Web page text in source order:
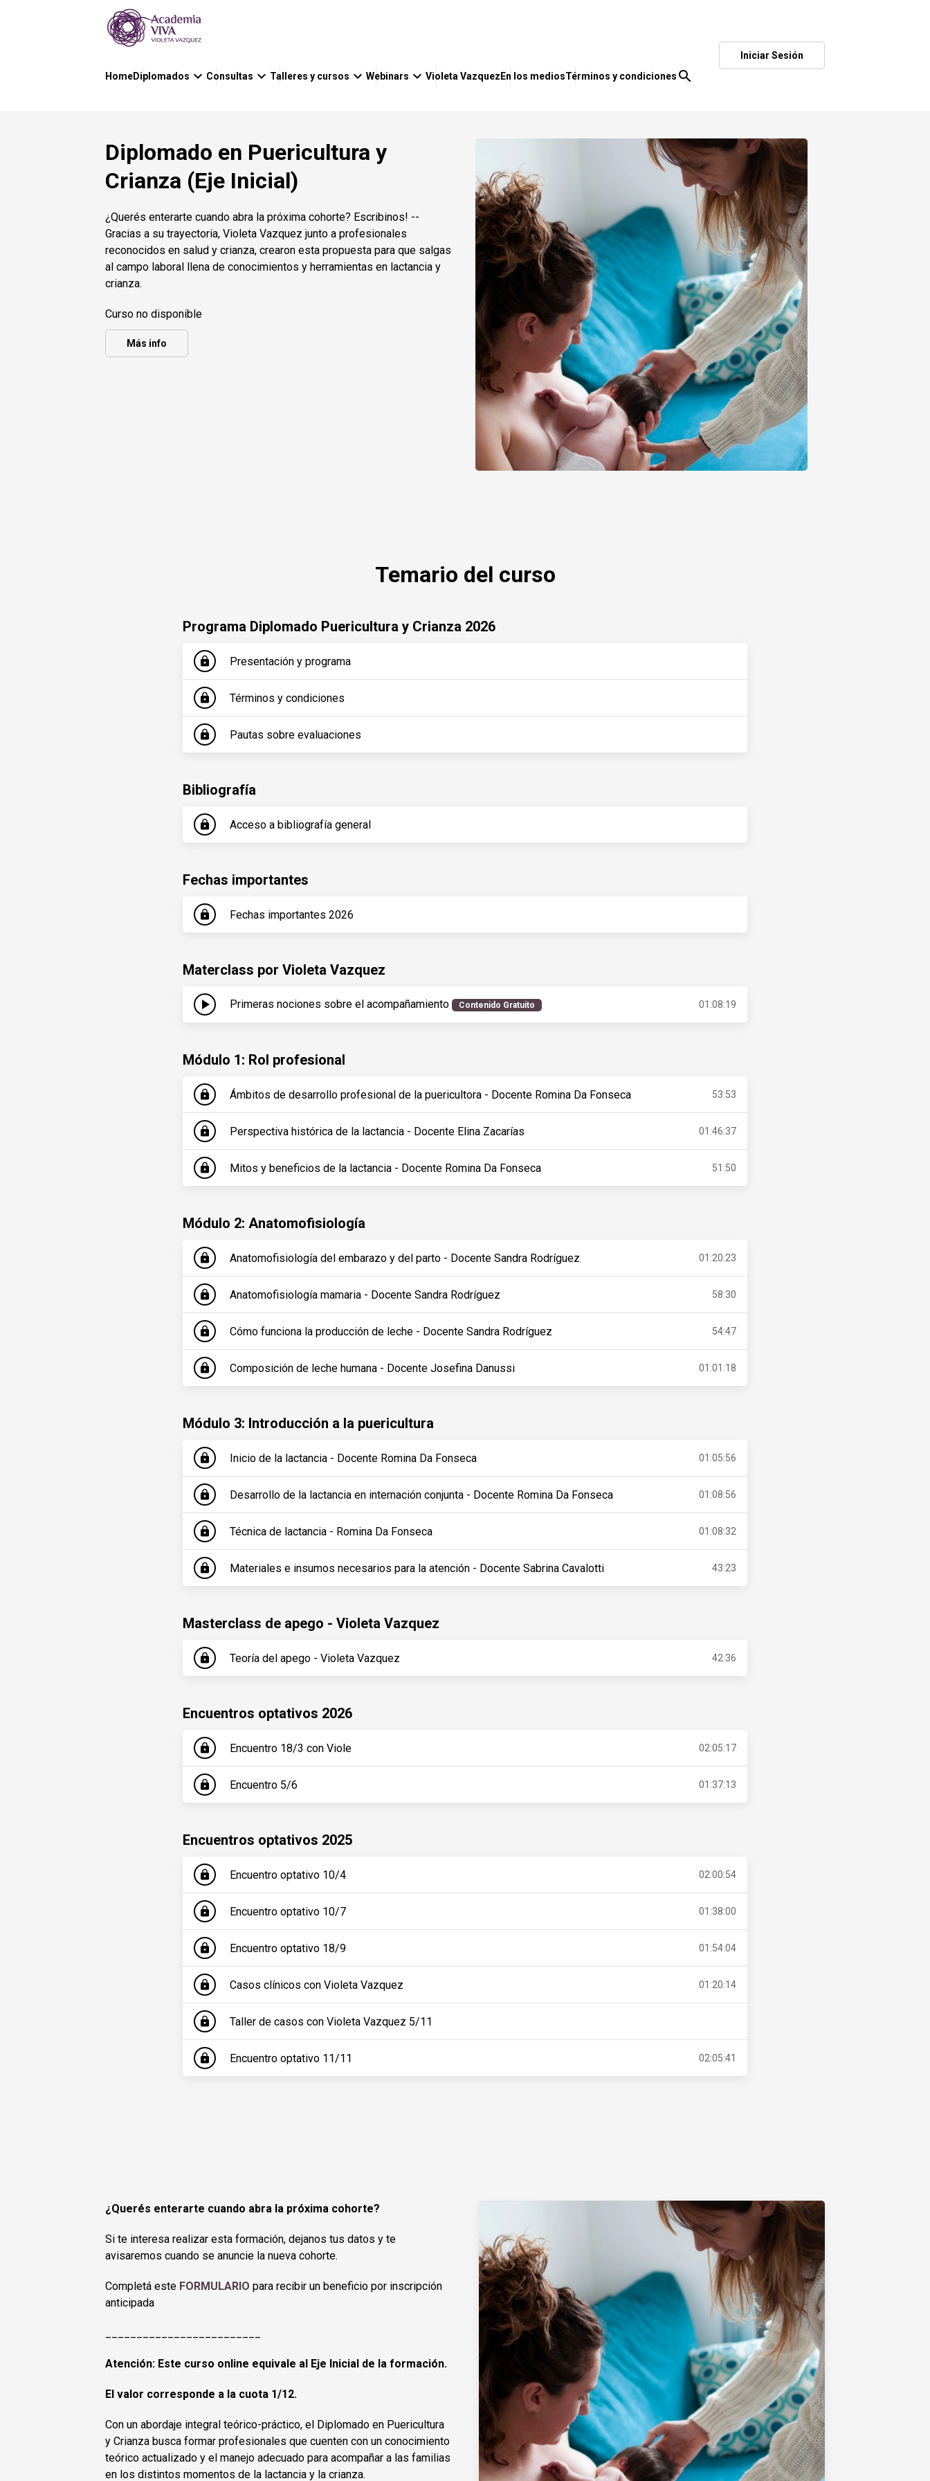
HomeDiplomados keyboard_arrow_down Consultas keyboard_arrow_down Talleres y cursos keyboard_arrow_downWebinars keyboard_arrow_downVioleta VazquezEn los mediosTérminos y condiciones search
Iniciar Sesión
Diplomado en Puericultura y
Crianza (Eje Inicial)
¿Querés enterarte cuando abra la próxima cohorte? Escribinos! --
Gracias a su trayectoria, Violeta Vazquez junto a profesionales
reconocidos en salud y crianza, crearon esta propuesta para que salgas
al campo laboral llena de conocimientos y herramientas en lactancia y
crianza.
Curso no disponible
Más info
Temario del curso
Programa Diplomado Puericultura y Crianza 2026
lock Presentación y programa
lock Términos y condiciones
lock Pautas sobre evaluaciones
Bibliografía
lock Acceso a bibliografía general
Fechas importantes
lock Fechas importantes 2026
Materclass por Violeta Vazquez
play_arrow Primeras nociones sobre el acompañamiento Contenido Gratuito 01:08:19
Módulo 1: Rol profesional
lock Ámbitos de desarrollo profesional de la puericultora - Docente Romina Da Fonseca 53:53
lock Perspectiva histórica de la lactancia - Docente Elina Zacarías 01:46:37
lock Mitos y beneficios de la lactancia - Docente Romina Da Fonseca 51:50
Módulo 2: Anatomofisiología
lock Anatomofisiología del embarazo y del parto - Docente Sandra Rodríguez 01:20:23
lock Anatomofisiología mamaria - Docente Sandra Rodríguez 58:30
lock Cómo funciona la producción de leche - Docente Sandra Rodríguez 54:47
lock Composición de leche humana - Docente Josefina Danussi 01:01:18
Módulo 3: Introducción a la puericultura
lock Inicio de la lactancia - Docente Romina Da Fonseca 01:05:56
lock Desarrollo de la lactancia en internación conjunta - Docente Romina Da Fonseca 01:08:56
lock Técnica de lactancia - Romina Da Fonseca 01:08:32
lock Materiales e insumos necesarios para la atención - Docente Sabrina Cavalotti 43:23
Masterclass de apego - Violeta Vazquez
lock Teoría del apego - Violeta Vazquez 42:36
Encuentros optativos 2026
lock Encuentro 18/3 con Viole 02:05:17
lock Encuentro 5/6 01:37:13
Encuentros optativos 2025
lock Encuentro optativo 10/4 02:00:54
lock Encuentro optativo 10/7 01:38:00
lock Encuentro optativo 18/9 01:54:04
lock Casos clínicos con Violeta Vazquez 01:20:14
lock Taller de casos con Violeta Vazquez 5/11
lock Encuentro optativo 11/11 02:05:41
¿Querés enterarte cuando abra la próxima cohorte?
Si te interesa realizar esta formación, dejanos tus datos y te
avisaremos cuando se anuncie la nueva cohorte.
Completá este FORMULARIO para recibir un beneficio por inscripción
anticipada
Atención: Este curso online equivale al Eje Inicial de la formación.
El valor corresponde a la cuota 1/12.
Con un abordaje integral teórico-práctico, el Diplomado en Puericultura
y Crianza busca formar profesionales que cuenten con un conocimiento
teórico actualizado y el manejo adecuado para acompañar a las familias
en los distintos momentos de la lactancia y la crianza.